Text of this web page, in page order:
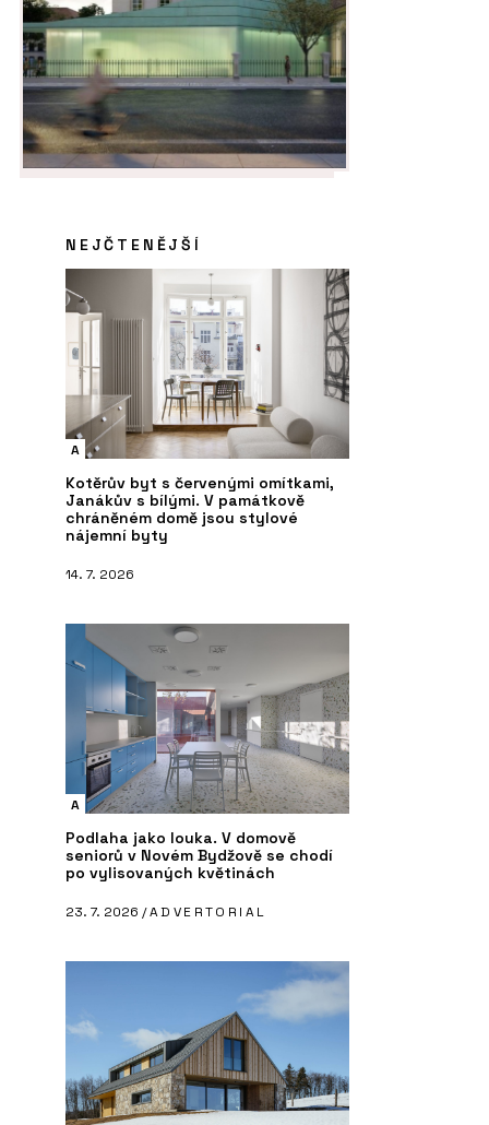
NEJČTENĚJŠÍ
A
Kotěrův byt s červenými omítkami,
Janákův s bílými. V památkově
chráněném domě jsou stylové
nájemní byty
14. 7. 2026
A
Podlaha jako louka. V domově
seniorů v Novém Bydžově se chodí
po vylisovaných květinách
23. 7. 2026 /ADVERTORIAL